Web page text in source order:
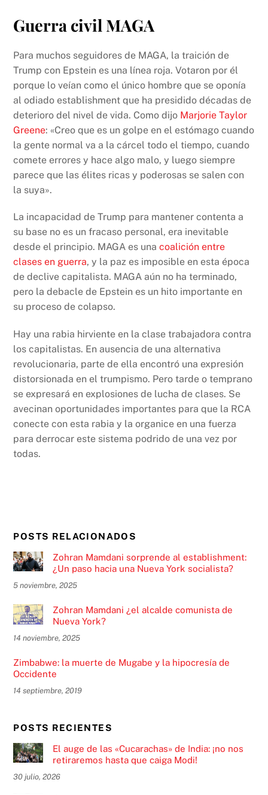
Guerra civil MAGA
Para muchos seguidores de MAGA, la traición de
Trump con Epstein es una línea roja. Votaron por él
porque lo veían como el único hombre que se oponía
al odiado establishment que ha presidido décadas de
deterioro del nivel de vida. Como dijo Marjorie Taylor
Greene: «Creo que es un golpe en el estómago cuando
la gente normal va a la cárcel todo el tiempo, cuando
comete errores y hace algo malo, y luego siempre
parece que las élites ricas y poderosas se salen con
la suya».
La incapacidad de Trump para mantener contenta a
su base no es un fracaso personal, era inevitable
desde el principio. MAGA es una coalición entre
clases en guerra, y la paz es imposible en esta época
de declive capitalista. MAGA aún no ha terminado,
pero la debacle de Epstein es un hito importante en
su proceso de colapso.
Hay una rabia hirviente en la clase trabajadora contra
los capitalistas. En ausencia de una alternativa
revolucionaria, parte de ella encontró una expresión
distorsionada en el trumpismo. Pero tarde o temprano
se expresará en explosiones de lucha de clases. Se
avecinan oportunidades importantes para que la RCA
conecte con esta rabia y la organice en una fuerza
para derrocar este sistema podrido de una vez por
todas.
POSTS RELACIONADOS
Zohran Mamdani sorprende al establishment:
¿Un paso hacia una Nueva York socialista?
5 noviembre, 2025
Zohran Mamdani ¿el alcalde comunista de
Nueva York?
14 noviembre, 2025
Zimbabwe: la muerte de Mugabe y la hipocresía de
Occidente
14 septiembre, 2019
POSTS RECIENTES
El auge de las «Cucarachas» de India: ¡no nos
retiraremos hasta que caiga Modi!
30 julio, 2026